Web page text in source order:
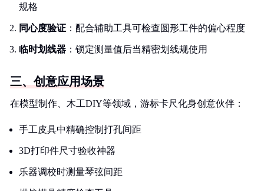
规格
同心度验证 ：配合辅助工具可检查圆形工件的偏心程度
临时划线器 ：锁定测量值后当精密划线规使用
三、创意应用场景
在模型制作、木工DIY等领域，游标卡尺化身创意伙伴：
手工皮具中精确控制打孔间距
3D打印件尺寸验收神器
乐器调校时测量琴弦间距